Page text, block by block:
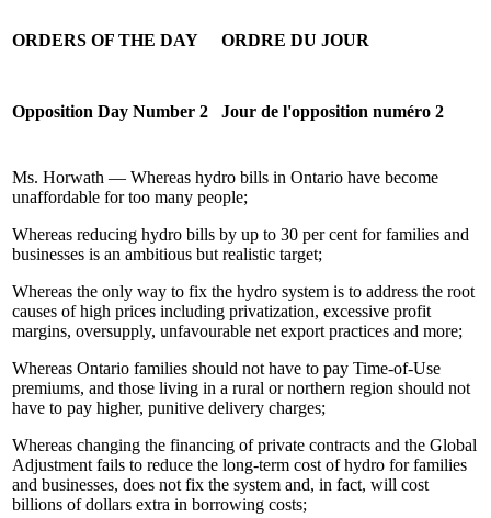
ORDERS OF THE DAY ORDRE DU JOUR
Opposition Day Number 2 Jour de l'opposition numéro 2
Ms. Horwath — Whereas hydro bills in Ontario have become
unaffordable for too many people;
Whereas reducing hydro bills by up to 30 per cent for families and
businesses is an ambitious but realistic target;
Whereas the only way to fix the hydro system is to address the root
causes of high prices including privatization, excessive profit
margins, oversupply, unfavourable net export practices and more;
Whereas Ontario families should not have to pay Time-of-Use
premiums, and those living in a rural or northern region should not
have to pay higher, punitive delivery charges;
Whereas changing the financing of private contracts and the Global
Adjustment fails to reduce the long-term cost of hydro for families
and businesses, does not fix the system and, in fact, will cost
billions of dollars extra in borrowing costs;